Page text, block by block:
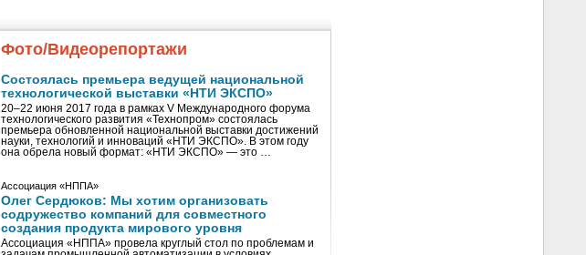
Фото/Видеорепортажи
Состоялась премьера ведущей национальной
технологической выставки «НТИ ЭКСПО»
20–22 июня 2017 года в рамках V Международного форума
технологического развития «Технопром» состоялась
премьера обновленной национальной выставки достижений
науки, технологий и инноваций «НТИ ЭКСПО». В этом году
она обрела новый формат: «НТИ ЭКСПО» — это …
Ассоциация «НППА»
Олег Сердюков: Мы хотим организовать
содружество компаний для совместного
создания продукта мирового уровня
Ассоциация «НППА» провела круглый стол по проблемам и